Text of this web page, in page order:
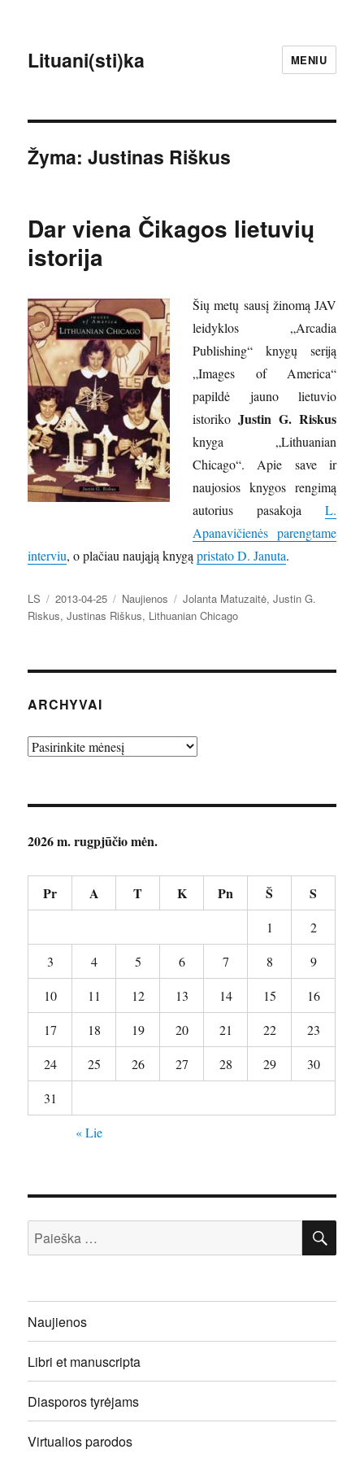
Lituani(sti)ka MENIU
Žyma:Justinas Riškus
Dar viena Čikagos lietuvių
istorija
Šių metų sausį žinomą JAV
leidyklos „Arcadia
Publishing“ knygų seriją
„Images of America“
papildė jauno lietuvio
istorikoJustin G. Riskus
knyga „Lithuanian
Chicago“. Apie save ir
naujosios knygos rengimą
autorius pasakoja L.
Apanavičienės parengtame
interviu, o plačiau naująją knygąpristato D. Januta.
Autorius
LS Paskelbta
2013-04-25 Kategorijos
Naujienos Žymos
Jolanta Matuzaitė,Justin G.
Riskus,Justinas Riškus, Lithuanian Chicago
ARCHYVAI
Archyvai
2026 m. rugpjūčio mėn.
Pr A T K Pn Š S
1
2
3
4 5 6 7 8
9
10
11 12 13 14 15
16
17
18 19 20 21 22
23
24
25 26 27 28 29
30
31
« Lie
Ieškoti:
Naujienos
Libri et manuscripta
Diasporos tyrėjams
Virtualios parodos